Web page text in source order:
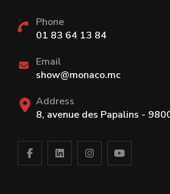
Phone
01 83 64 13 84
Email
show@monaco.mc
Address
8, avenue des Papalins -